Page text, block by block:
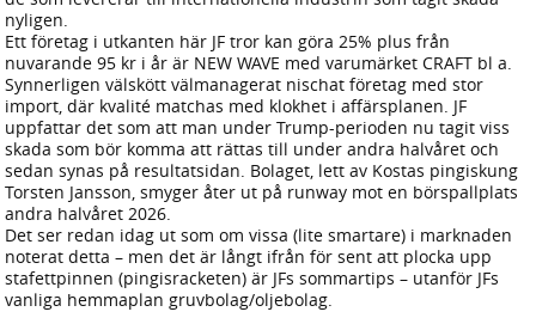
nyligen.
Ett företag i utkanten här JF tror kan göra 25% plus från
nuvarande 95 kr i år är NEW WAVE med varumärket CRAFT bl a.
Synnerligen välskött välmanagerat nischat företag med stor
import, där kvalité matchas med klokhet i affärsplanen. JF
uppfattar det som att man under Trump-perioden nu tagit viss
skada som bör komma att rättas till under andra halvåret och
sedan synas på resultatsidan. Bolaget, lett av Kostas pingiskung
Torsten Jansson, smyger åter ut på runway mot en börspallplats
andra halvåret 2026.
Det ser redan idag ut som om vissa (lite smartare) i marknaden
noterat detta – men det är långt ifrån för sent att plocka upp
stafettpinnen (pingisracketen) är JFs sommartips – utanför JFs
vanliga hemmaplan gruvbolag/oljebolag.